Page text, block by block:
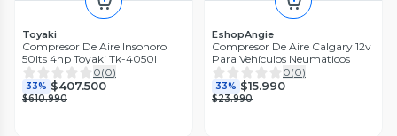
Toyaki
Compresor De Aire Insonoro
50lts 4hp Toyaki Tk-4050l
0(0)
33% $407.500
$610.990
EshopAngie
Compresor De Aire Calgary 12v
Para Vehículos Neumaticos
0(0)
33% $15.990
$23.990